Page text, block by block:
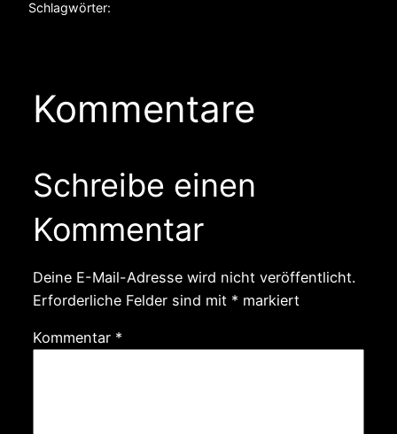
Schlagwörter:
Kommentare
Schreibe einen
Kommentar
Deine E-Mail-Adresse wird nicht veröffentlicht.
Erforderliche Felder sind mit * markiert
Kommentar *